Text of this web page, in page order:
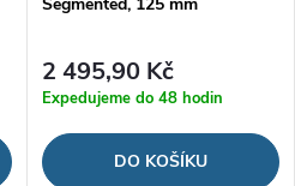
2 495,90 Kč
Expedujeme do 48 hodin
DO KOŠÍKU